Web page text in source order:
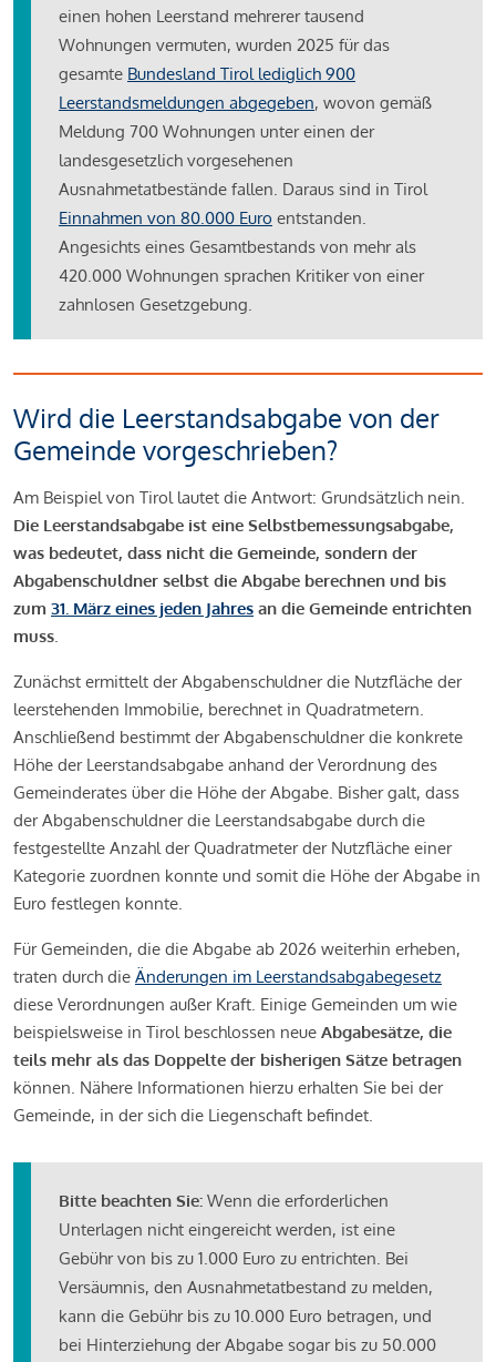
einen hohen Leerstand mehrerer tausend
Wohnungen vermuten, wurden 2025 für das
gesamte Bundesland Tirol lediglich 900
Leerstandsmeldungen abgegeben, wovon gemäß
Meldung 700 Wohnungen unter einen der
landesgesetzlich vorgesehenen
Ausnahmetatbestände fallen. Daraus sind in Tirol
Einnahmen von 80.000 Euro entstanden.
Angesichts eines Gesamtbestands von mehr als
420.000 Wohnungen sprachen Kritiker von einer
zahnlosen Gesetzgebung.
Wird die Leerstandsabgabe von der
Gemeinde vorgeschrieben?
Am Beispiel von Tirol lautet die Antwort: Grundsätzlich nein.
Die Leerstandsabgabe ist eine Selbstbemessungsabgabe,
was bedeutet, dass nicht die Gemeinde, sondern der
Abgabenschuldner selbst die Abgabe berechnen und bis
zum 31. März eines jeden Jahres an die Gemeinde entrichten
muss.
Zunächst ermittelt der Abgabenschuldner die Nutzfläche der
leerstehenden Immobilie, berechnet in Quadratmetern.
Anschließend bestimmt der Abgabenschuldner die konkrete
Höhe der Leerstandsabgabe anhand der Verordnung des
Gemeinderates über die Höhe der Abgabe. Bisher galt, dass
der Abgabenschuldner die Leerstandsabgabe durch die
festgestellte Anzahl der Quadratmeter der Nutzfläche einer
Kategorie zuordnen konnte und somit die Höhe der Abgabe in
Euro festlegen konnte.
Für Gemeinden, die die Abgabe ab 2026 weiterhin erheben,
traten durch die Änderungen im Leerstandsabgabegesetz
diese Verordnungen außer Kraft. Einige Gemeinden um wie
beispielsweise in Tirol beschlossen neue Abgabesätze, die
teils mehr als das Doppelte der bisherigen Sätze betragen
können. Nähere Informationen hierzu erhalten Sie bei der
Gemeinde, in der sich die Liegenschaft befindet.
Bitte beachten Sie: Wenn die erforderlichen
Unterlagen nicht eingereicht werden, ist eine
Gebühr von bis zu 1.000 Euro zu entrichten. Bei
Versäumnis, den Ausnahmetatbestand zu melden,
kann die Gebühr bis zu 10.000 Euro betragen, und
bei Hinterziehung der Abgabe sogar bis zu 50.000